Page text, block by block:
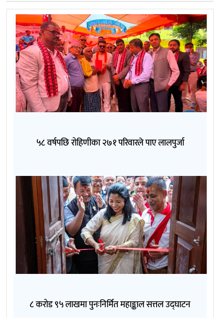
५८ वर्षपछि रोहिणीका २७१ परिवारले पाए लालपुर्जा
८ करोड ९५ लाखमा पुनःनिर्मित महाङ्काल सत्तल उद्घाटन